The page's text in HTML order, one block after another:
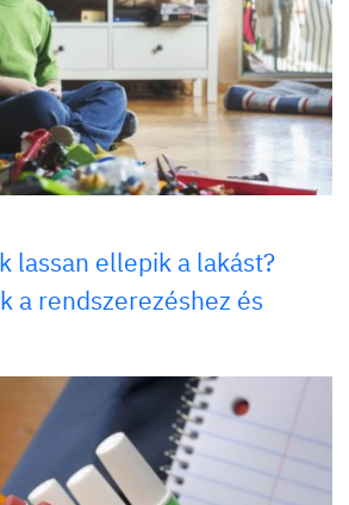
lassan ellepik a lakást?
a rendszerezéshez és